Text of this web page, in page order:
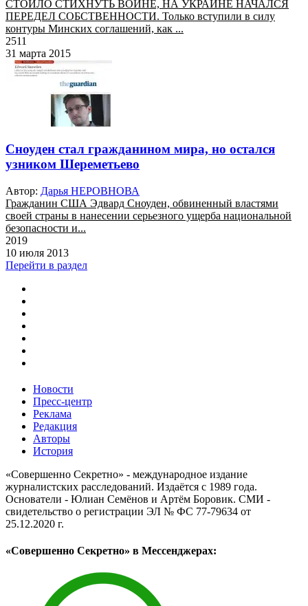
СТОИЛО СТИХНУТЬ ВОЙНЕ, НА УКРАИНЕ НАЧАЛСЯ
ПЕРЕДЕЛ СОБСТВЕННОСТИ. Только вступили в силу
контуры Минских соглашений, как ...
2511
31 марта 2015
Сноуден стал гражданином мира, но остался
узником Шереметьево
Автор: Дарья НЕРОВНОВА
Гражданин США Эдвард Сноуден, обвиненный властями
своей страны в нанесении серьезного ущерба национальной
безопасности и...
2019
10 июля 2013
Перейти в раздел
Новости
Пресс-центр
Реклама
Редакция
Авторы
История
«Совершенно Секретно» - международное издание
журналистских расследований. Издаётся с 1989 года.
Основатели - Юлиан Семёнов и Артём Боровик. CМИ -
свидетельство о регистрации ЭЛ № ФС 77-79634 от
25.12.2020 г.
«Совершенно Секретно» в Мессенджерах: